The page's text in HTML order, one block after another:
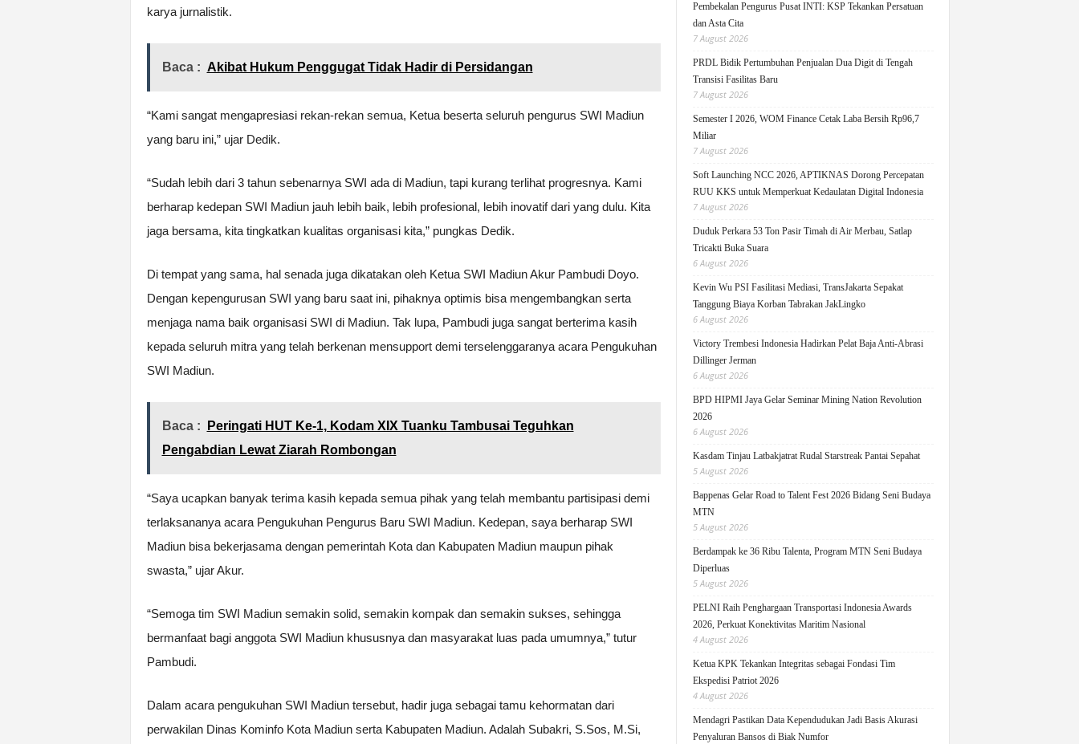
karya jurnalistik.
Baca : Akibat Hukum Penggugat Tidak Hadir di Persidangan
“Kami sangat mengapresiasi rekan-rekan semua, Ketua beserta seluruh pengurus SWI Madiun
yang baru ini,” ujar Dedik.
“Sudah lebih dari 3 tahun sebenarnya SWI ada di Madiun, tapi kurang terlihat progresnya. Kami
berharap kedepan SWI Madiun jauh lebih baik, lebih profesional, lebih inovatif dari yang dulu. Kita
jaga bersama, kita tingkatkan kualitas organisasi kita,” pungkas Dedik.
Di tempat yang sama, hal senada juga dikatakan oleh Ketua SWI Madiun Akur Pambudi Doyo.
Dengan kepengurusan SWI yang baru saat ini, pihaknya optimis bisa mengembangkan serta
menjaga nama baik organisasi SWI di Madiun. Tak lupa, Pambudi juga sangat berterima kasih
kepada seluruh mitra yang telah berkenan mensupport demi terselenggaranya acara Pengukuhan
SWI Madiun.
Baca :
Peringati HUT Ke-1, Kodam XIX Tuanku Tambusai Teguhkan
Pengabdian Lewat Ziarah Rombongan
“Saya ucapkan banyak terima kasih kepada semua pihak yang telah membantu partisipasi demi
terlaksananya acara Pengukuhan Pengurus Baru SWI Madiun. Kedepan, saya berharap SWI
Madiun bisa bekerjasama dengan pemerintah Kota dan Kabupaten Madiun maupun pihak
swasta,” ujar Akur.
“Semoga tim SWI Madiun semakin solid, semakin kompak dan semakin sukses, sehingga
bermanfaat bagi anggota SWI Madiun khususnya dan masyarakat luas pada umumnya,” tutur
Pambudi.
Dalam acara pengukuhan SWI Madiun tersebut, hadir juga sebagai tamu kehormatan dari
perwakilan Dinas Kominfo Kota Madiun serta Kabupaten Madiun. Adalah Subakri, S.Sos, M.Si,
Pembekalan Pengurus Pusat INTI: KSP Tekankan Persatuan
dan Asta Cita
7 August 2026
PRDL Bidik Pertumbuhan Penjualan Dua Digit di Tengah
Transisi Fasilitas Baru
7 August 2026
Semester I 2026, WOM Finance Cetak Laba Bersih Rp96,7
Miliar
7 August 2026
Soft Launching NCC 2026, APTIKNAS Dorong Percepatan
RUU KKS untuk Memperkuat Kedaulatan Digital Indonesia
7 August 2026
Duduk Perkara 53 Ton Pasir Timah di Air Merbau, Satlap
Tricakti Buka Suara
6 August 2026
Kevin Wu PSI Fasilitasi Mediasi, TransJakarta Sepakat
Tanggung Biaya Korban Tabrakan JakLingko
6 August 2026
Victory Trembesi Indonesia Hadirkan Pelat Baja Anti-Abrasi
Dillinger Jerman
6 August 2026
BPD HIPMI Jaya Gelar Seminar Mining Nation Revolution
2026
6 August 2026
Kasdam Tinjau Latbakjatrat Rudal Starstreak Pantai Sepahat
5 August 2026
Bappenas Gelar Road to Talent Fest 2026 Bidang Seni Budaya
MTN
5 August 2026
Berdampak ke 36 Ribu Talenta, Program MTN Seni Budaya
Diperluas
5 August 2026
PELNI Raih Penghargaan Transportasi Indonesia Awards
2026, Perkuat Konektivitas Maritim Nasional
4 August 2026
Ketua KPK Tekankan Integritas sebagai Fondasi Tim
Ekspedisi Patriot 2026
4 August 2026
Mendagri Pastikan Data Kependudukan Jadi Basis Akurasi
Penyaluran Bansos di Biak Numfor